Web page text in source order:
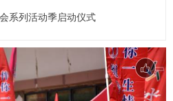
系列活动季启动仪式